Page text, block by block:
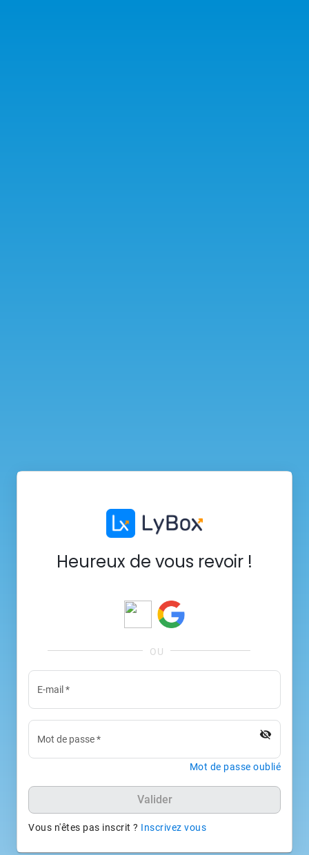
Heureux de vous revoir !
E-mail *
Mot de passe* visibility_off
Mot de passe oublié
Valider
Vous n'êtes pas inscrit ? Inscrivez vous